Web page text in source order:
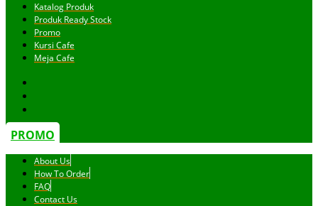
Katalog Produk
Produk Ready Stock
Promo
Kursi Cafe
Meja Cafe
PROMO
About Us
How To Order
FAQ
Contact Us